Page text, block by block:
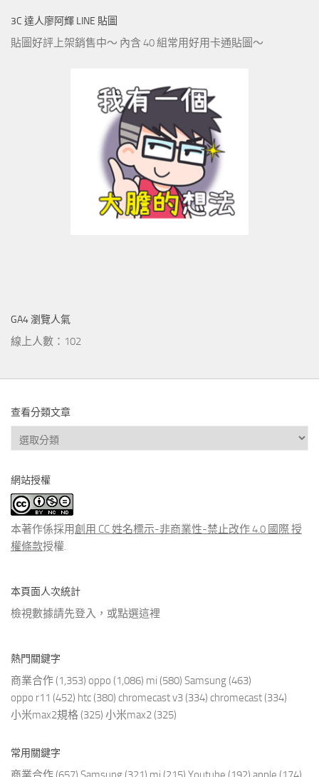
3C 達人廖阿輝 LINE 貼圖
貼圖好評上架銷售中～ 內含 40 組常用好用卡通貼圖～
GA4 瀏覽人氣
線上人數：102
查看分類文章
查
看
類
文
章
網站授權
本著作係採用創用 CC 姓名標示-非商業性-禁止改作 4.0 國際 授
權條款授權.
本頁面人次統計
檢視數據請先登入，或點選這裡
熱門關鍵字
商業合作 (1,353) oppo (1,086) mi (580) Samsung (463)
oppo r11 (452) htc (380) chromecast v3 (334) chromecast (334)
小米max2規格 (325) 小米max2 (325)
常用關鍵字